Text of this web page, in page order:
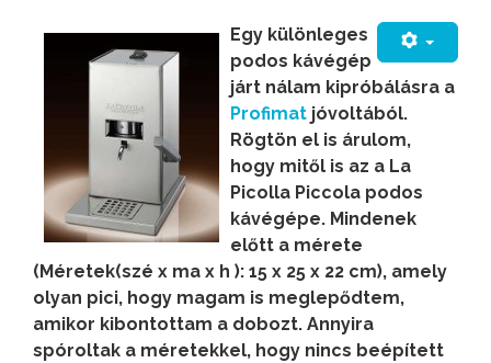
Egy különleges
podos kávégép
járt nálam kipróbálásra a
Profimat jóvoltából.
Rögtön el is árulom,
hogy mitől is az a La
Picolla Piccola podos
kávégépe. Mindenek
előtt a mérete
(Méretek(szé x ma x h ): 15 x 25 x 22 cm), amely
olyan pici, hogy magam is meglepődtem,
amikor kibontottam a dobozt. Annyira
spóroltak a méretekkel, hogy nincs beépített